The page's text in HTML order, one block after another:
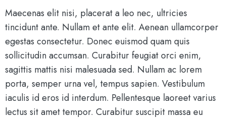
Maecenas elit nisi, placerat a leo nec, ultricies
tincidunt ante. Nullam et ante elit. Aenean ullamcorper
egestas consectetur. Donec euismod quam quis
sollicitudin accumsan. Curabitur feugiat orci enim,
sagittis mattis nisi malesuada sed. Nullam ac lorem
porta, semper urna vel, tempus sapien. Vestibulum
iaculis id eros id interdum. Pellentesque laoreet varius
lectus sit amet tempor. Curabitur suscipit massa eu